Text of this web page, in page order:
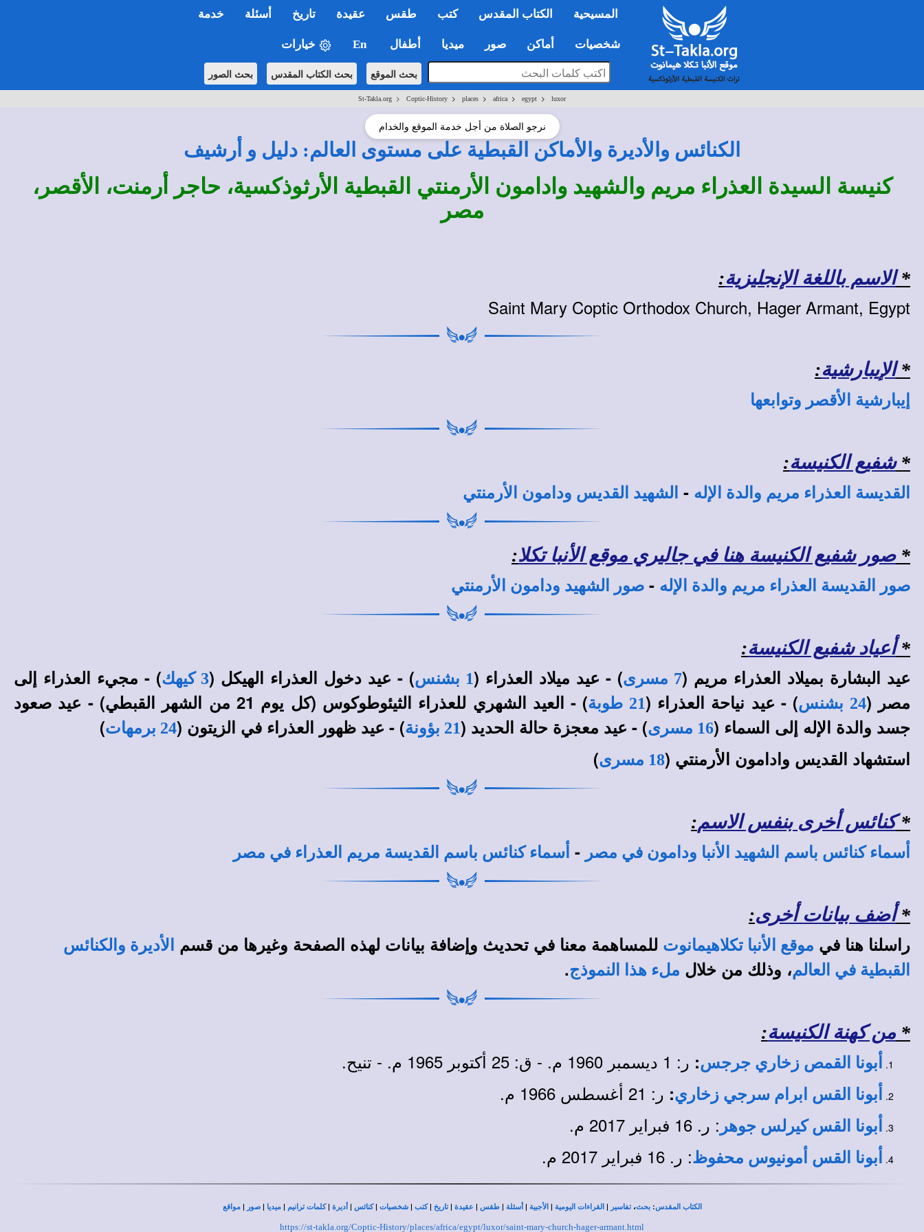
المسيحية الكتاب المقدس كتب طقس عقيدة تاريخ أسئلة خدمة
شخصيات أماكن صور ميديا أطفال En خيارات
بحث الموقع بحث الكتاب المقدس بحث الصور
St-Takla.org > Coptic-History > places > africa > egypt > luxor
نرجو الصلاة من أجل خدمة الموقع والخدام
الكنائس والأديرة والأماكن القبطية على مستوى العالم: دليل و أرشيف
كنيسة السيدة العذراء مريم والشهيد وادامون الأرمنتي القبطية الأرثوذكسية، حاجر أرمنت، الأقصر،
مصر
*الاسم باللغة الإنجليزية:
Saint Mary Coptic Orthodox Church, Hager Armant, Egypt
*الإيبارشية:
إيبارشية الأقصر وتوابعها
*شفيع الكنيسة:
القديسة العذراء مريم والدة الإله - الشهيد القديس ودامون الأرمنتي
*صور شفيع الكنيسة هنا في جاليري موقع الأنبا تكلا:
صور القديسة العذراء مريم والدة الإله - صور الشهيد ودامون الأرمنتي
*أعياد شفيع الكنيسة:
عيد البشارة بميلاد العذراء مريم (7 مسرى ) - عيد ميلاد العذراء (1 بشنس ) - عيد دخول العذراء الهيكل (3 كيهك
) - مجيء العذراء إلى
مصر (24 بشنس ) - عيد نياحة العذراء (21 طوبة
) - العيد الشهري للعذراء الثيئوطوكوس (كل يوم 21 من الشهر القبطي) - عيد صعود
جسد والدة الإله إلى السماء (16 مسرى ) - عيد معجزة حالة الحديد (21 بؤونة ) - عيد ظهور العذراء في الزيتون (24 برمهات
)
استشهاد القديس وادامون الأرمنتي (18 مسرى )
*كنائس أخرى بنفس الاسم:
أسماء كنائس باسم الشهيد الأنبا ودامون في مصر - أسماء كنائس باسم القديسة مريم العذراء في مصر
*أضف بيانات أخرى:
راسلنا هنا في موقع الأنبا تكلاهيمانوت للمساهمة معنا في تحديث وإضافة بيانات لهذه الصفحة وغيرها من قسم
الأديرة والكنائس
القبطية في العالم، وذلك من خلال ملء هذا النموذج.
* من كهنة الكنيسة:
أبونا القمص زخاري جرجس: ر: 1 ديسمبر 1960 م. - ق: 25 أكتوبر 1965 م. - تنيح.
أبونا القس ابرام سرجي زخاري: ر: 21 أغسطس 1966 م.
أبونا القس كيرلس جوهر : ر. 16 فبراير 2017 م.
أبونا القس أمونيوس محفوظ: ر. 16 فبراير 2017 م.
الكتاب المقدس:بحث،تفاسير | القراءات اليومية | الأجبية | أسئلة |طقس | عقيدة |تاريخ |كتب |شخصيات |كنائس | أديرة |كلمات ترانيم |ميديا |صور |مواقع
https://st-takla.org/Coptic-History/places/africa/egypt/luxor/saint-mary-church-hager-armant.html